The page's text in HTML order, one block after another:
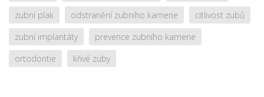
zubní plak
odstranění zubního kamene
citlivost zubů
zubní implantáty
prevence zubního kamene
ortodontie
křivé zuby